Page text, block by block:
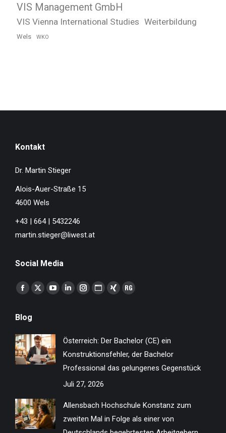
VIS Management GmbH
VIS Vienna International Studies Weiterbildung
Wels WKO
Kontakt
Dr. Martin Stieger
Alois-Auer-Straße 15
4600 Wels
+43 | 664 | 5432246
martin.stieger@liwest.at
Social Media
Finden Sie uns auf:
Facebook
opens
in
new
window
X
in
new
window
YouTube
in
new
window
Linkedin
new
window
Instagram
new
window
Website
new
window
XING
new
window
ResearchGate
new
window
Blog
Österreich: Der Bachelor (CE) ein
Konstruktionsfehler, der Bachelor
Professional das gelungenes Gegenstück
Juli 27, 2026
Allensbach Hochschule Konstanz zum
zweiten Mal in Folge als einer von